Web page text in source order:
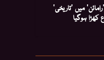
میں 'تاریخی'
کھڑا ہوگیا